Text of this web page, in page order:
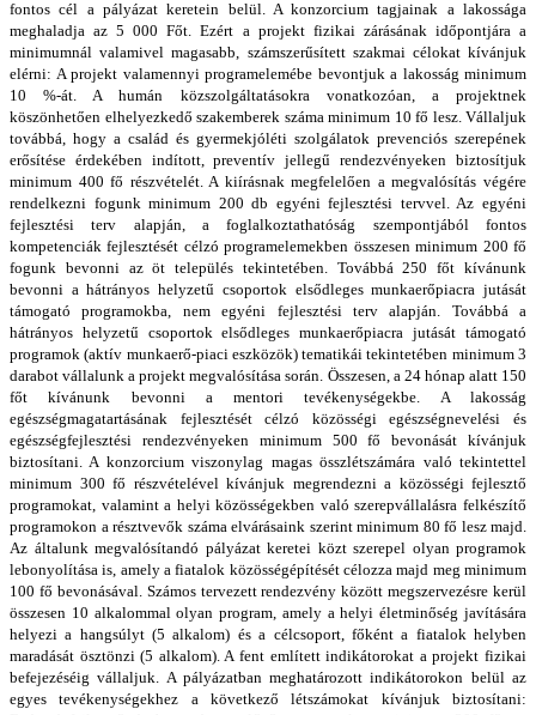
fontos cél a pályázat keretein belül. A konzorcium tagjainak a lakossága
meghaladja az 5 000 Főt. Ezért a projekt fizikai zárásának időpontjára a
minimumnál valamivel magasabb, számszerűsített szakmai célokat kívánjuk
elérni: A projekt valamennyi programelemébe bevontjuk a lakosság minimum
10 %-át. A humán közszolgáltatásokra vonatkozóan, a projektnek
köszönhetően elhelyezkedő szakemberek száma minimum 10 fő lesz. Vállaljuk
továbbá, hogy a család és gyermekjóléti szolgálatok prevenciós szerepének
erősítése érdekében indított, preventív jellegű rendezvényeken biztosítjuk
minimum 400 fő részvételét. A kiírásnak megfelelően a megvalósítás végére
rendelkezni fogunk minimum 200 db egyéni fejlesztési tervvel. Az egyéni
fejlesztési terv alapján, a foglalkoztathatóság szempontjából fontos
kompetenciák fejlesztését célzó programelemekben összesen minimum 200 fő
fogunk bevonni az öt település tekintetében. Továbbá 250 főt kívánunk
bevonni a hátrányos helyzetű csoportok elsődleges munkaerőpiacra jutását
támogató programokba, nem egyéni fejlesztési terv alapján. Továbbá a
hátrányos helyzetű csoportok elsődleges munkaerőpiacra jutását támogató
programok (aktív munkaerő-piaci eszközök) tematikái tekintetében minimum 3
darabot vállalunk a projekt megvalósítása során. Összesen, a 24 hónap alatt 150
főt kívánunk bevonni a mentori tevékenységekbe. A lakosság
egészségmagatartásának fejlesztését célzó közösségi egészségnevelési és
egészségfejlesztési rendezvényeken minimum 500 fő bevonását kívánjuk
biztosítani. A konzorcium viszonylag magas összlétszámára való tekintettel
minimum 300 fő részvételével kívánjuk megrendezni a közösségi fejlesztő
programokat, valamint a helyi közösségekben való szerepvállalásra felkészítő
programokon a résztvevők száma elvárásaink szerint minimum 80 fő lesz majd.
Az általunk megvalósítandó pályázat keretei közt szerepel olyan programok
lebonyolítása is, amely a fiatalok közösségépítését célozza majd meg minimum
100 fő bevonásával. Számos tervezett rendezvény között megszervezésre kerül
összesen 10 alkalommal olyan program, amely a helyi életminőség javítására
helyezi a hangsúlyt (5 alkalom) és a célcsoport, főként a fiatalok helyben
maradását ösztönzi (5 alkalom). A fent említett indikátorokat a projekt fizikai
befejezéséig vállaljuk. A pályázatban meghatározott indikátorokon belül az
egyes tevékenységekhez a következő létszámokat kívánjuk biztosítani: